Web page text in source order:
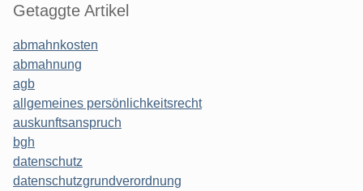
Getaggte Artikel
abmahnkosten
abmahnung
agb
allgemeines persönlichkeitsrecht
auskunftsanspruch
bgh
datenschutz
datenschutzgrundverordnung